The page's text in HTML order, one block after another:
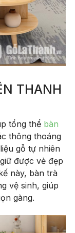
THANH
tổng thể bàn
thông thoáng
gỗ tự nhiên
được vẻ đẹp
này, bàn trà
vệ sinh, giúp
gàng.